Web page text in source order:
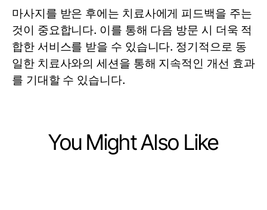
마사지를 받은 후에는 치료사에게 피드백을 주는
것이 중요합니다. 이를 통해 다음 방문 시 더욱 적
합한 서비스를 받을 수 있습니다. 정기적으로 동
일한 치료사와의 세션을 통해 지속적인 개선 효과
를 기대할 수 있습니다.
You Might Also Like